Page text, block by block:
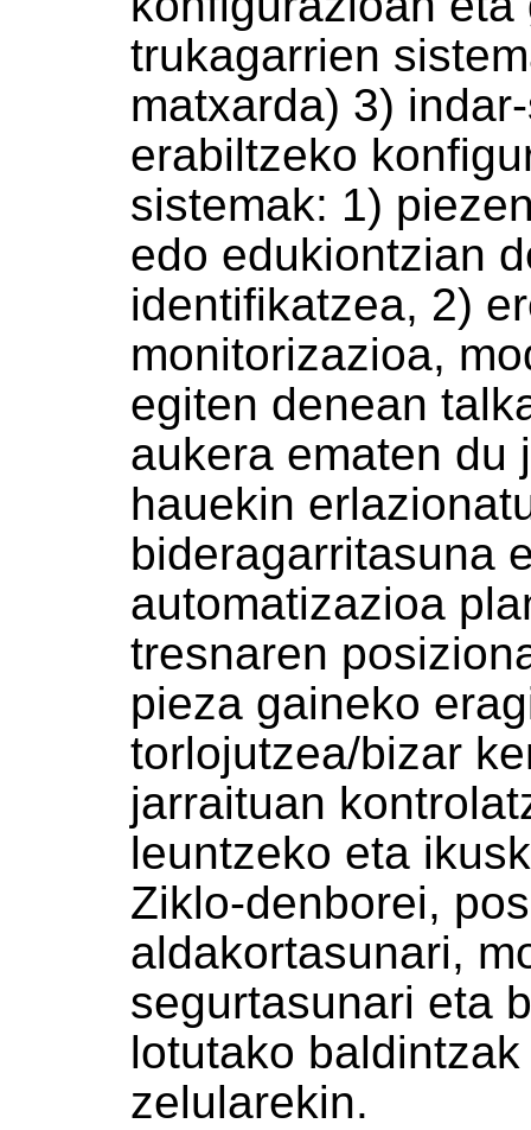
trukagarrien
matxarda) 3)
erabiltzeko
sistemak: 1)
edo edukiontzian
identifikatzea, 2)
monitorizazioa,
egiten denean
aukera ematen du
hauekin
bideragarritasuna
automatizazioa
tresnaren
pieza gaineko
torlojutzea/bizar
jarraituan
leuntzeko eta
Ziklo-denborei,
aldakortasunari,
segurtasunari eta
lotutako
zelularekin.